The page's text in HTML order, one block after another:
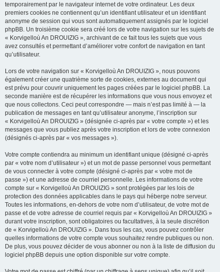
temporairement par le navigateur internet de votre ordinateur. Les deux
premiers cookies ne contiennent qu’un identifiant utilisateur et un identifiant
anonyme de session qui vous sont automatiquement assignés par le logiciel
phpBB. Un troisième cookie sera créé lors de votre navigation sur les sujets de
« Korvigelloù An DROUIZIG », archivant de ce fait tous les sujets que vous
avez consultés et permettant d’améliorer votre confort de navigation en tant
qu’utilisateur.
Lors de votre navigation sur « Korvigelloù An DROUIZIG », nous pouvons
également créer une quatrième sorte de cookies, externes au document qui
est prévu pour couvrir uniquement les pages créées par le logiciel phpBB. La
seconde manière est de récupérer les informations que vous nous envoyez et
que nous collectons. Ceci peut correspondre — mais n’est pas limité à — la
publication de messages en tant qu’utilisateur anonyme, l’inscription sur
« Korvigelloù An DROUIZIG » (désignée ci-après par « votre compte ») et les
messages que vous publiez après votre inscription et lors de votre connexion
(désignés ci-après par « vos messages »).
Votre compte contiendra au minimum un identifiant unique (désigné ci-après
par « votre nom d’utilisateur ») et un mot de passe personnel vous permettant
de vous connecter à votre compte (désigné ci-après par « votre mot de
passe ») et une adresse de courriel personnelle. Les informations de votre
compte sur « Korvigelloù An DROUIZIG » sont protégées par les lois de
protection des données applicables dans le pays qui héberge notre serveur.
Toutes les informations, en-dehors de votre nom d’utilisateur, de votre mot de
passe et de votre adresse de courriel requis par « Korvigelloù An DROUIZIG »
durant votre inscription, sont obligatoires ou facultatives, à la seule discrétion
de « Korvigelloù An DROUIZIG ». Dans tous les cas, vous pouvez contrôler
quelles informations de votre compte vous souhaitez rendre publiques ou non.
De plus, vous pouvez décider de vous abonner ou non à la liste de diffusion du
logiciel phpBB depuis une option disponible sur votre compte.